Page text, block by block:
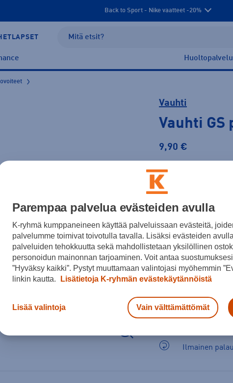
Back to Sport - Nike vaatteet -20%
LAPSET
Vauhti
Vauhti GS
9,90 €
Väri
Ilmainen
Parempaa palvelua evästeiden avulla
K-ryhmä kumppaneineen käyttää palveluissaan evästeitä,
palvelumme toimivat toivotulla tavalla. Lisäksi evästeiden
palveluiden tehokkuutta sekä mahdollistetaan yksilöllinen
personoidun mainonnan tarjoaminen. Voit antaa
”Hyväksy kaikki”. Pystyt muuttamaan valintojasi myöhemmin
linkin kautta.
Lisätietoja K-ryhmän evästekäytännöistä
Lisää valintoja Vain välttämättömät